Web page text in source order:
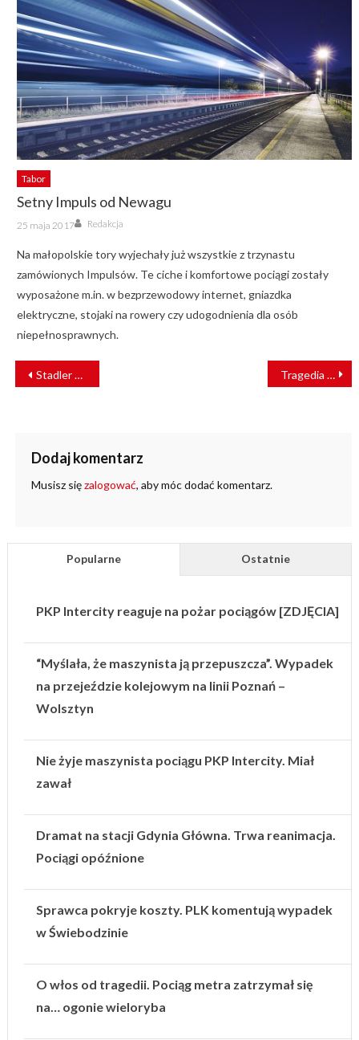
Tabor
Setny Impuls od Newagu
Posted
on
25 maja 2017 Author
Redakcja
Na małopolskie tory wyjechały już wszystkie z trzynastu
zamówionych Impulsów. Te ciche i komfortowe pociągi zostały
wyposażone m.in. w bezprzewodowy internet, gniazdka
elektryczne, stojaki na rowery czy udogodnienia dla osób
niepełnosprawnych.
NAWIGACJA
WPISU
Stadler z kontraktem na 35 lokomotyw dla TCDD Taşımacılık A.Ş. Tragedia pod Wrocławiem. Nie żyje kierowca
Dodaj komentarz
Musisz sięzalogować, aby móc dodać komentarz.
Popularne Ostatnie
PKP Intercity reaguje na pożar pociągów [ZDJĘCIA]
“Myślała, że maszynista ją przepuszcza”. Wypadek
na przejeździe kolejowym na linii Poznań –
Wolsztyn
Nie żyje maszynista pociągu PKP Intercity. Miał
zawał
Dramat na stacji Gdynia Główna. Trwa reanimacja.
Pociągi opóźnione
Sprawca pokryje koszty. PLK komentują wypadek
w Świebodzinie
O włos od tragedii. Pociąg metra zatrzymał się
na… ogonie wieloryba